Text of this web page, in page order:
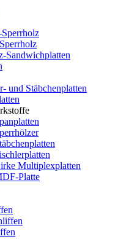
Sandwichplatten
und Stäbchenplatten
Multiplexplatten
Platte